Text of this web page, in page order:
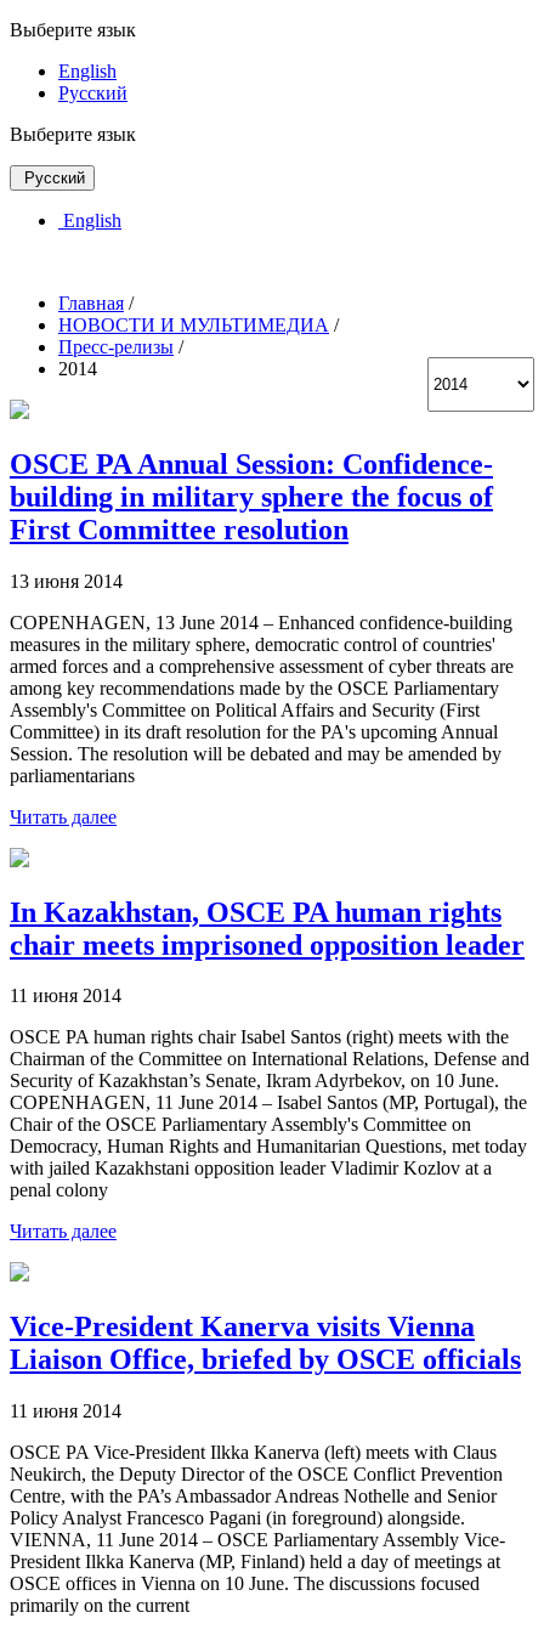
Выберите язык
English
Русский
Выберите язык
Русский
English
Главная /
НОВОСТИ И МУЛЬТИМЕДИА /
Пресс-релизы /
2014
OSCE PA Annual Session: Confidence-
building in military sphere the focus of
First Committee resolution
13 июня 2014
COPENHAGEN, 13 June 2014 – Enhanced confidence-building
measures in the military sphere, democratic control of countries'
armed forces and a comprehensive assessment of cyber threats are
among key recommendations made by the OSCE Parliamentary
Assembly's Committee on Political Affairs and Security (First
Committee) in its draft resolution for the PA's upcoming Annual
Session. The resolution will be debated and may be amended by
parliamentarians
Читать далее
In Kazakhstan, OSCE PA human rights
chair meets imprisoned opposition leader
11 июня 2014
OSCE PA human rights chair Isabel Santos (right) meets with the
Chairman of the Committee on International Relations, Defense and
Security of Kazakhstan’s Senate, Ikram Adyrbekov, on 10 June.
COPENHAGEN, 11 June 2014 – Isabel Santos (MP, Portugal), the
Chair of the OSCE Parliamentary Assembly's Committee on
Democracy, Human Rights and Humanitarian Questions, met today
with jailed Kazakhstani opposition leader Vladimir Kozlov at a
penal colony
Читать далее
Vice-President Kanerva visits Vienna
Liaison Office, briefed by OSCE officials
11 июня 2014
OSCE PA Vice-President Ilkka Kanerva (left) meets with Claus
Neukirch, the Deputy Director of the OSCE Conflict Prevention
Centre, with the PA’s Ambassador Andreas Nothelle and Senior
Policy Analyst Francesco Pagani (in foreground) alongside.
VIENNA, 11 June 2014 – OSCE Parliamentary Assembly Vice-
President Ilkka Kanerva (MP, Finland) held a day of meetings at
OSCE offices in Vienna on 10 June. The discussions focused
primarily on the current